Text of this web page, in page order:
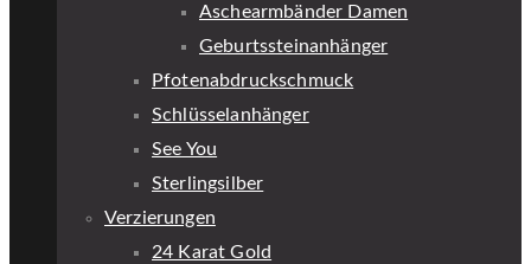
Aschearmbänder Damen
Geburtssteinanhänger
Pfotenabdruckschmuck
Schlüsselanhänger
See You
Sterlingsilber
Verzierungen
24 Karat Gold